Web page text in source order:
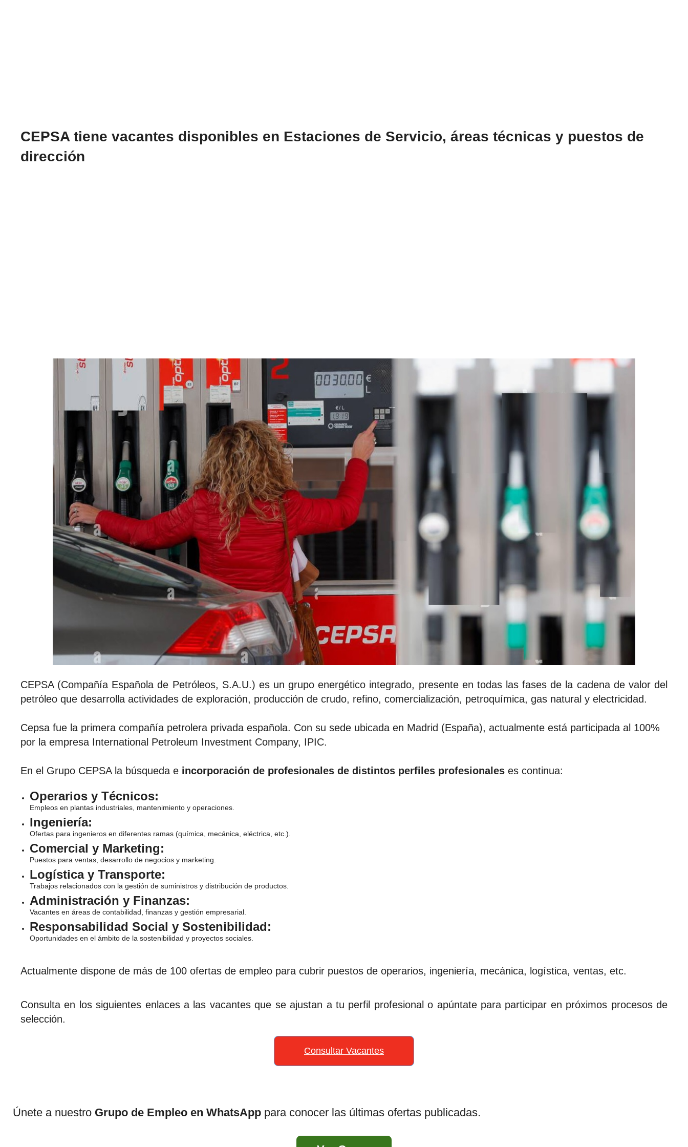
CEPSA tiene vacantes disponibles en Estaciones de Servicio, áreas técnicas y puestos de
dirección
CEPSA (Compañía Española de Petróleos, S.A.U.) es un grupo energético integrado, presente en todas las fases de la cadena de valor del
petróleo que desarrolla actividades de exploración, producción de crudo, refino, comercialización, petroquímica, gas natural y electricidad.
Cepsa fue la primera compañía petrolera privada española. Con su sede ubicada en Madrid (España), actualmente está participada al 100%
por la empresa International Petroleum Investment Company, IPIC.
En el Grupo CEPSA la búsqueda e incorporación de profesionales de distintos perfiles profesionales es continua:
Operarios y Técnicos:
Empleos en plantas industriales, mantenimiento y operaciones.
Ingeniería:
Ofertas para ingenieros en diferentes ramas (química, mecánica, eléctrica, etc.).
Comercial y Marketing:
Puestos para ventas, desarrollo de negocios y marketing.
Logística y Transporte:
Trabajos relacionados con la gestión de suministros y distribución de productos.
Administración y Finanzas:
Vacantes en áreas de contabilidad, finanzas y gestión empresarial.
Responsabilidad Social y Sostenibilidad:
Oportunidades en el ámbito de la sostenibilidad y proyectos sociales.
Actualmente dispone de más de 100 ofertas de empleo para cubrir puestos de operarios, ingeniería, mecánica, logística, ventas, etc.
Consulta en los siguientes enlaces a las vacantes que se ajustan a tu perfil profesional o apúntate para participar en próximos procesos de
selección.
Consultar Vacantes
Únete a nuestro Grupo de Empleo en WhatsApp para conocer las últimas ofertas publicadas.